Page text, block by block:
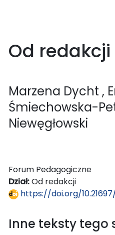
Od redakcji
Marzena Dycht ,
Śmiechowska-
Niewęgłowski
Forum Pedagogiczne
Dział:Od redakcji
https://doi.org/10.21697/
Inne teksty tego